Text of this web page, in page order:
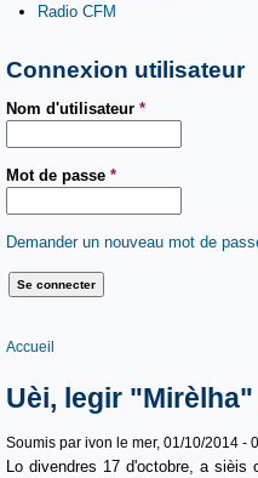
Radio CFM
Connexion utilisateur
Nom d'utilisateur *
Mot de passe *
Demander un nouveau mot de
Vous êtes ici
Accueil
Uèi, legir
Soumis par ivon le mer, 01/10/2014 -
Lo divendres 17 d'octobre, a sièis